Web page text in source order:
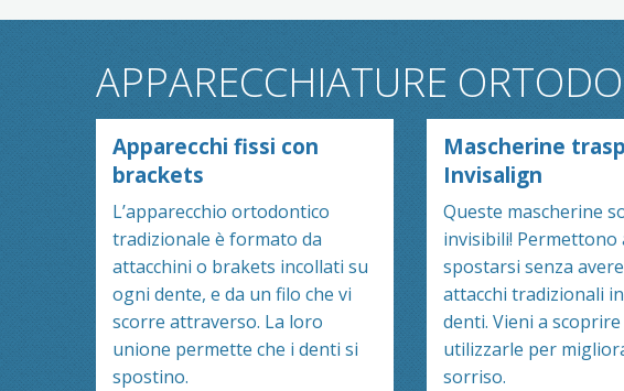
APPARECCHIATURE
Apparecchi fissi con
brackets
L’apparecchio ortodontico
tradizionale è formato da
attacchini o brakets incollati su
ogni dente, e da un filo che vi
scorre attraverso. La loro
unione permette che i denti si
spostino.
Mascherine
Invisalign
Queste mascherine
invisibili! Permettono
spostarsi senza
attacchi tradizionali
denti. Vieni a
utilizzarle per
sorriso.